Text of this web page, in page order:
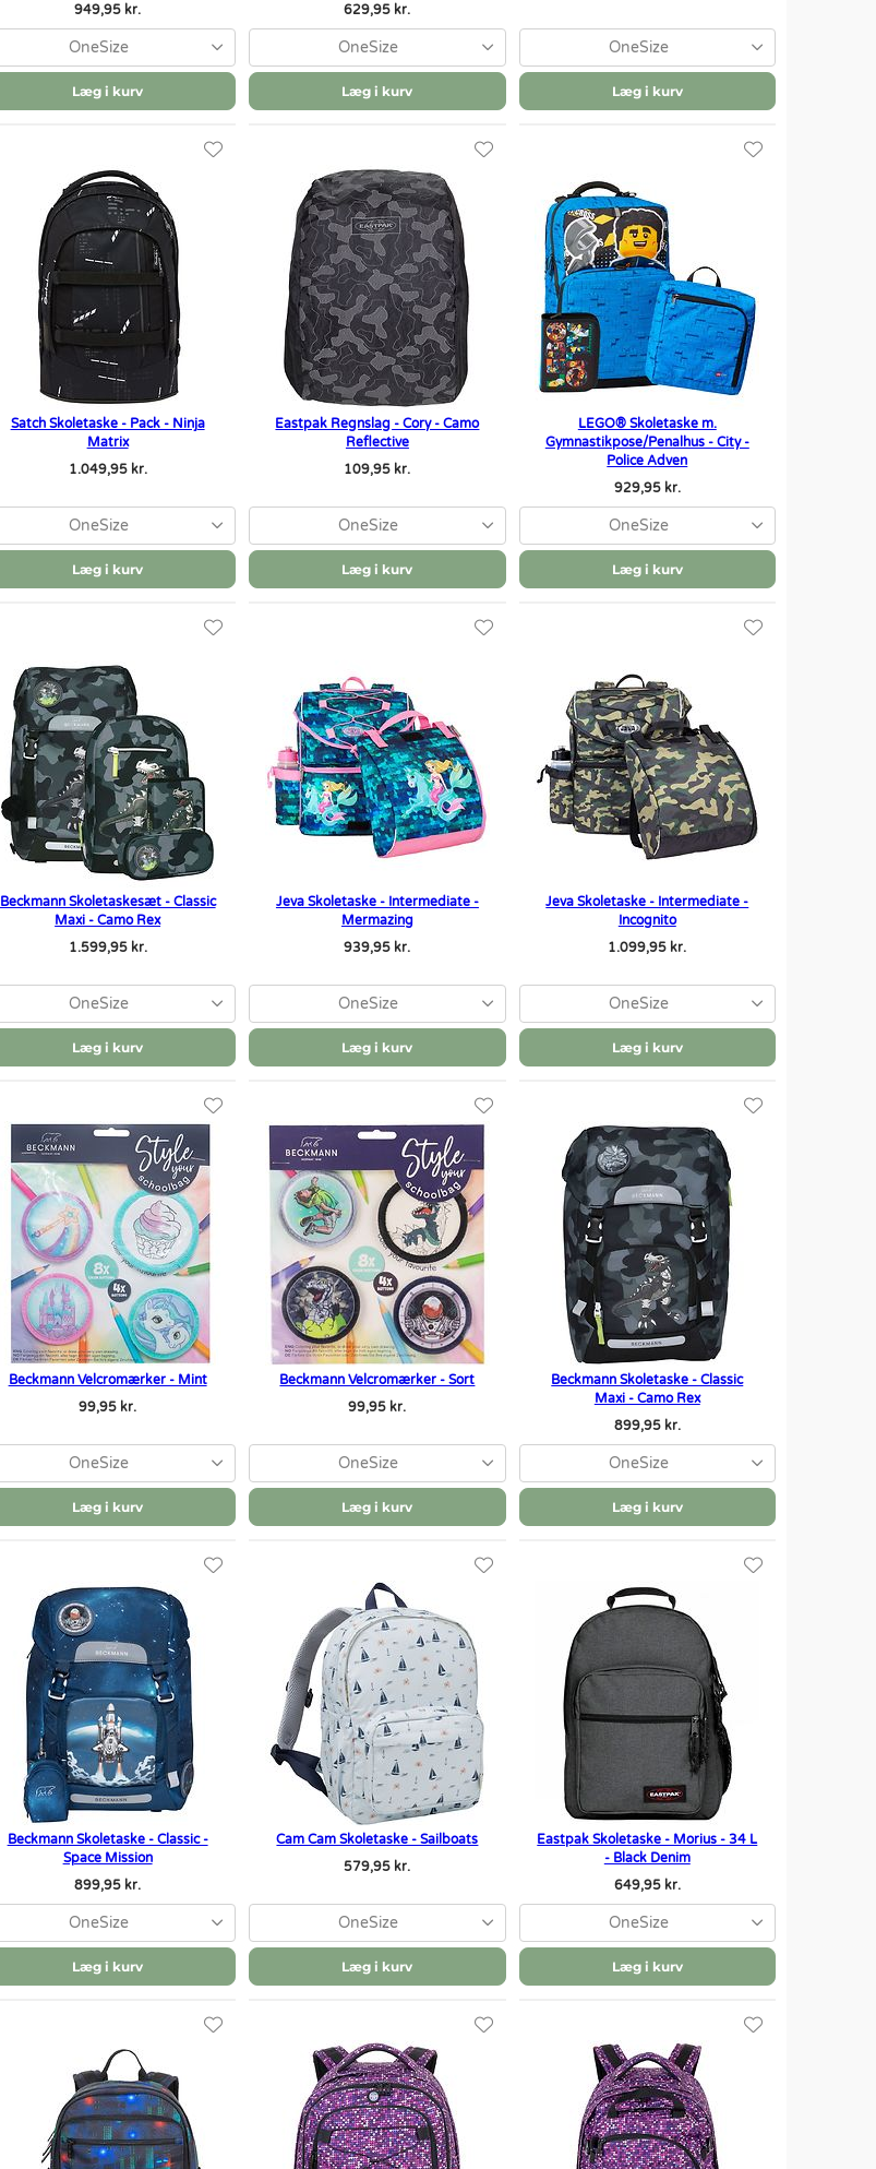
949,95 kr.
OneSize
Læg i kurv
629,95 kr.
OneSize
Læg i kurv
OneSize
Læg i kurv
Satch Skoletaske - Pack - Ninja
Matrix
1.049,95 kr.
OneSize
Læg i kurv
Eastpak Regnslag - Cory - Camo
Reflective
109,95 kr.
OneSize
Læg i kurv
LEGO® Skoletaske m.
Gymnastikpose/Penalhus - City -
Police Adven
929,95 kr.
OneSize
Læg i kurv
Beckmann Skoletaskesæt - Classic
Maxi - Camo Rex
1.599,95 kr.
OneSize
Læg i kurv
Jeva Skoletaske - Intermediate -
Mermazing
939,95 kr.
OneSize
Læg i kurv
Jeva Skoletaske - Intermediate -
Incognito
1.099,95 kr.
OneSize
Læg i kurv
Beckmann Velcromærker - Mint
99,95 kr.
OneSize
Læg i kurv
Beckmann Velcromærker - Sort
99,95 kr.
OneSize
Læg i kurv
Beckmann Skoletaske - Classic
Maxi - Camo Rex
899,95 kr.
OneSize
Læg i kurv
Beckmann Skoletaske - Classic -
Space Mission
899,95 kr.
OneSize
Læg i kurv
Cam Cam Skoletaske - Sailboats
579,95 kr.
OneSize
Læg i kurv
Eastpak Skoletaske - Morius - 34 L
- Black Denim
649,95 kr.
OneSize
Læg i kurv